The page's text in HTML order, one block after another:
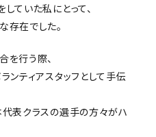
ていた私にとって、
在でした。
を行う際、
ンティアスタッフとして手伝
表クラスの選手の方々がハ